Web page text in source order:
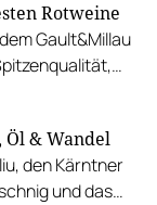
Rotweine
Gault&Millau
& Wandel
den Kärntner
und das